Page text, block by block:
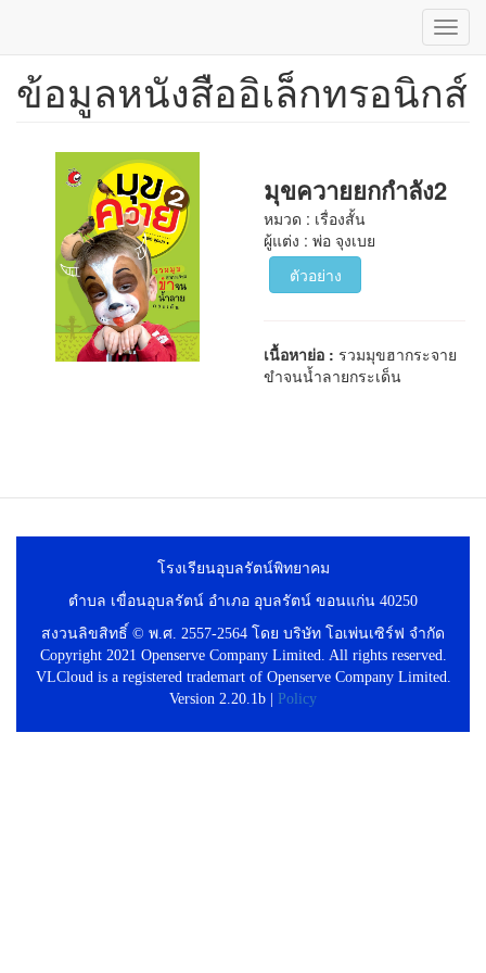
ข้าม
ข้อมูลหนังสืออิเล็กทรอนิกส์
มุขควายยกกำลัง2
หมวด : เรื่องสั้น
ผู้แต่ง : พ่อ จุงเบย
ตัวอย่าง
เนื้อหาย่อ : รวมมุขฮากระจาย
ขำจนน้ำลายกระเด็น
โรงเรียนอุบลรัตน์พิทยาคม
ตำบล เขื่อนอุบลรัตน์ อำเภอ อุบลรัตน์ ขอนแก่น 40250
สงวนลิขสิทธิ์ © พ.ศ. 2557-2564 โดย บริษัท โอเพ่นเซิร์ฟ จำกัด
Copyright 2021 Openserve Company Limited. All rights reserved.
VLCloud is a registered trademart of Openserve Company Limited.
Version 2.20.1b |
Policy